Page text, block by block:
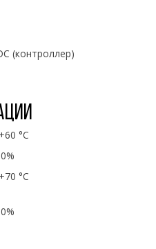
(контроллер)
°C
°C